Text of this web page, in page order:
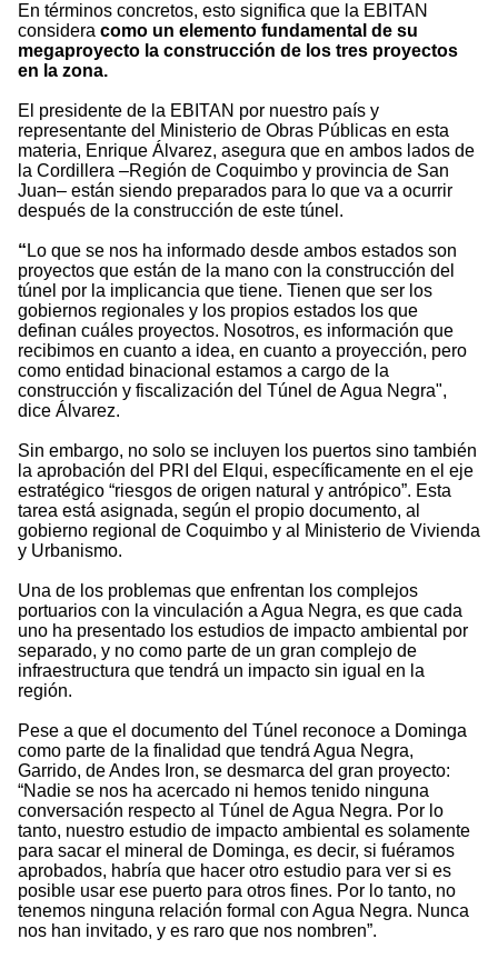
En términos concretos, esto significa que la EBITAN
considera como un elemento fundamental de su
megaproyecto la construcción de los tres proyectos
en la zona.
El presidente de la EBITAN por nuestro país y
representante del Ministerio de Obras Públicas en esta
materia, Enrique Álvarez, asegura que en ambos lados de
la Cordillera –Región de Coquimbo y provincia de San
Juan– están siendo preparados para lo que va a ocurrir
después de la construcción de este túnel.
“ Lo que se nos ha informado desde ambos estados son
proyectos que están de la mano con la construcción del
túnel por la implicancia que tiene. Tienen que ser los
gobiernos regionales y los propios estados los que
definan cuáles proyectos. Nosotros, es información que
recibimos en cuanto a idea, en cuanto a proyección, pero
como entidad binacional estamos a cargo de la
construcción y fiscalización del Túnel de Agua Negra",
dice Álvarez.
Sin embargo, no solo se incluyen los puertos sino también
la aprobación del PRI del Elqui, específicamente en el eje
estratégico “riesgos de origen natural y antrópico”. Esta
tarea está asignada, según el propio documento, al
gobierno regional de Coquimbo y al Ministerio de Vivienda
y Urbanismo.
Una de los problemas que enfrentan los complejos
portuarios con la vinculación a Agua Negra, es que cada
uno ha presentado los estudios de impacto ambiental por
separado, y no como parte de un gran complejo de
infraestructura que tendrá un impacto sin igual en la
región.
Pese a que el documento del Túnel reconoce a Dominga
como parte de la finalidad que tendrá Agua Negra,
Garrido, de Andes Iron, se desmarca del gran proyecto:
“Nadie se nos ha acercado ni hemos tenido ninguna
conversación respecto al Túnel de Agua Negra. Por lo
tanto, nuestro estudio de impacto ambiental es solamente
para sacar el mineral de Dominga, es decir, si fuéramos
aprobados, habría que hacer otro estudio para ver si es
posible usar ese puerto para otros fines. Por lo tanto, no
tenemos ninguna relación formal con Agua Negra. Nunca
nos han invitado, y es raro que nos nombren”.